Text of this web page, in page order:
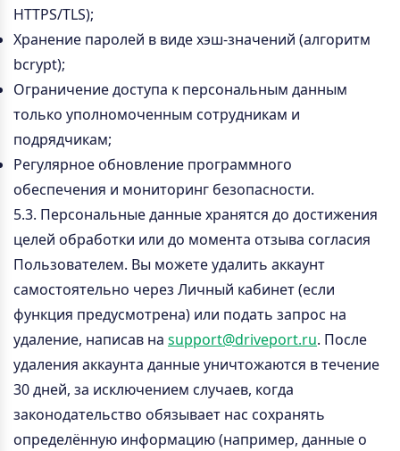
HTTPS/TLS);
Хранение паролей в виде хэш-значений (алгоритм
bcrypt);
Ограничение доступа к персональным данным
только уполномоченным сотрудникам и
подрядчикам;
Регулярное обновление программного
обеспечения и мониторинг безопасности.
5.3. Персональные данные хранятся до достижения
целей обработки или до момента отзыва согласия
Пользователем. Вы можете удалить аккаунт
самостоятельно через Личный кабинет (если
функция предусмотрена) или подать запрос на
удаление, написав на support@driveport.ru. После
удаления аккаунта данные уничтожаются в течение
30 дней, за исключением случаев, когда
законодательство обязывает нас сохранять
определённую информацию (например, данные о